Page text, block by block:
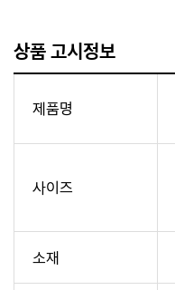
상품 고시정보
제품명
사이즈
소재